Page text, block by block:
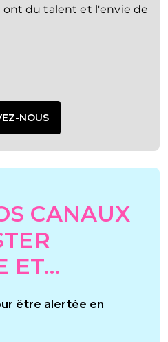
ont du talent et l'envie de
NOUS
CANAUX
ET…
être alertée en